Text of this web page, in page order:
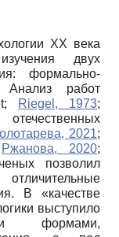
ХХ века
двух
формально-
Анализ работ
; Riegel, 1973;
2021;
Ржанова, 2020;
позволил
В «качестве
выступило
формами,